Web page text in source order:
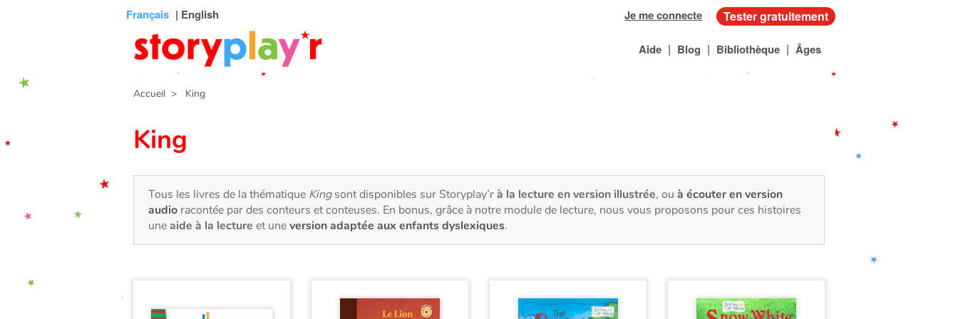
Français | English Je me connecte Tester gratuitement
Aide | Blog | Bibliothèque | Âges
Accueil > King
King
Tous les livres de la thématique Kingsont disponibles sur Storyplay’rà la lecture en version illustrée, ou à écouter en version
audio racontée par des conteurs et conteuses. En bonus, grâce à notre module de lecture, nous vous proposons pour ces histoires
uneaide à la lecture et uneversion adaptée aux enfants dyslexiques.